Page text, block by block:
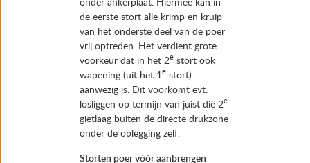
onder ankerplaat. Hiermee kan in
de eerste stort alle krimp en kruip
van het onderste deel van de poer
vrij optreden. Het verdient grote
voorkeur dat in het 2e stort ook
wapening (uit het 1 e stort)
aanwezig is. Dit voorkomt evt.
losliggen op termijn van juist die 2e
gietlaag buiten de directe drukzone
onder de oplegging zelf.
Storten poer vóór aanbrengen